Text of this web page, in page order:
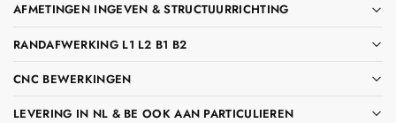
AFMETINGEN INGEVEN & STRUCTUURRICHTING
RANDAFWERKING L1 L2 B1 B2
CNC BEWERKINGEN
LEVERING IN NL & BE OOK AAN PARTICULIEREN